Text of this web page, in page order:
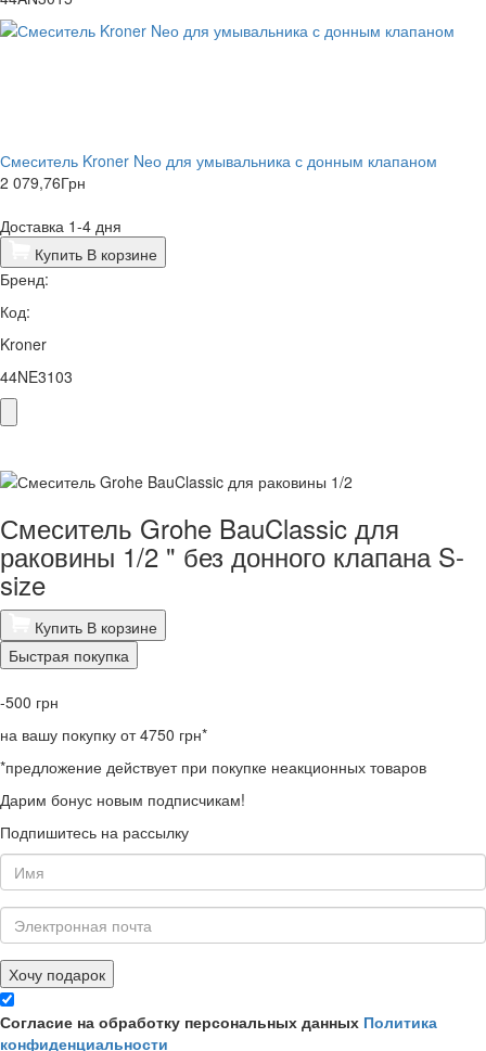
Смеситель Kroner Nео для умывальника с донным клапаном
2 079,76Грн
Доставка 1-4 дня
Купить В корзине
Бренд:
Код:
Kroner
44NE3103
Смеситель Grohe BauClassic для
раковины 1/2 " без донного клапана S-
size
Купить В корзине
Быстрая покупка
-500 грн
на вашу покупку от 4750 грн*
*предложение действует при покупке неакционных товаров
Дарим бонус новым подписчикам!
Подпишитесь на рассылку
Хочу подарок
Согласие на обработку персональных данных Политика
конфиденциальности